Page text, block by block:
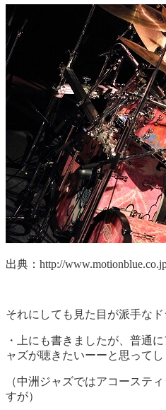
出典：http://
それにしても見た目が派手なド
・上にも書きましたが、普通
ャズが聴きたいーーと思ってし
（中洲ジャズではアコーステ
すが）